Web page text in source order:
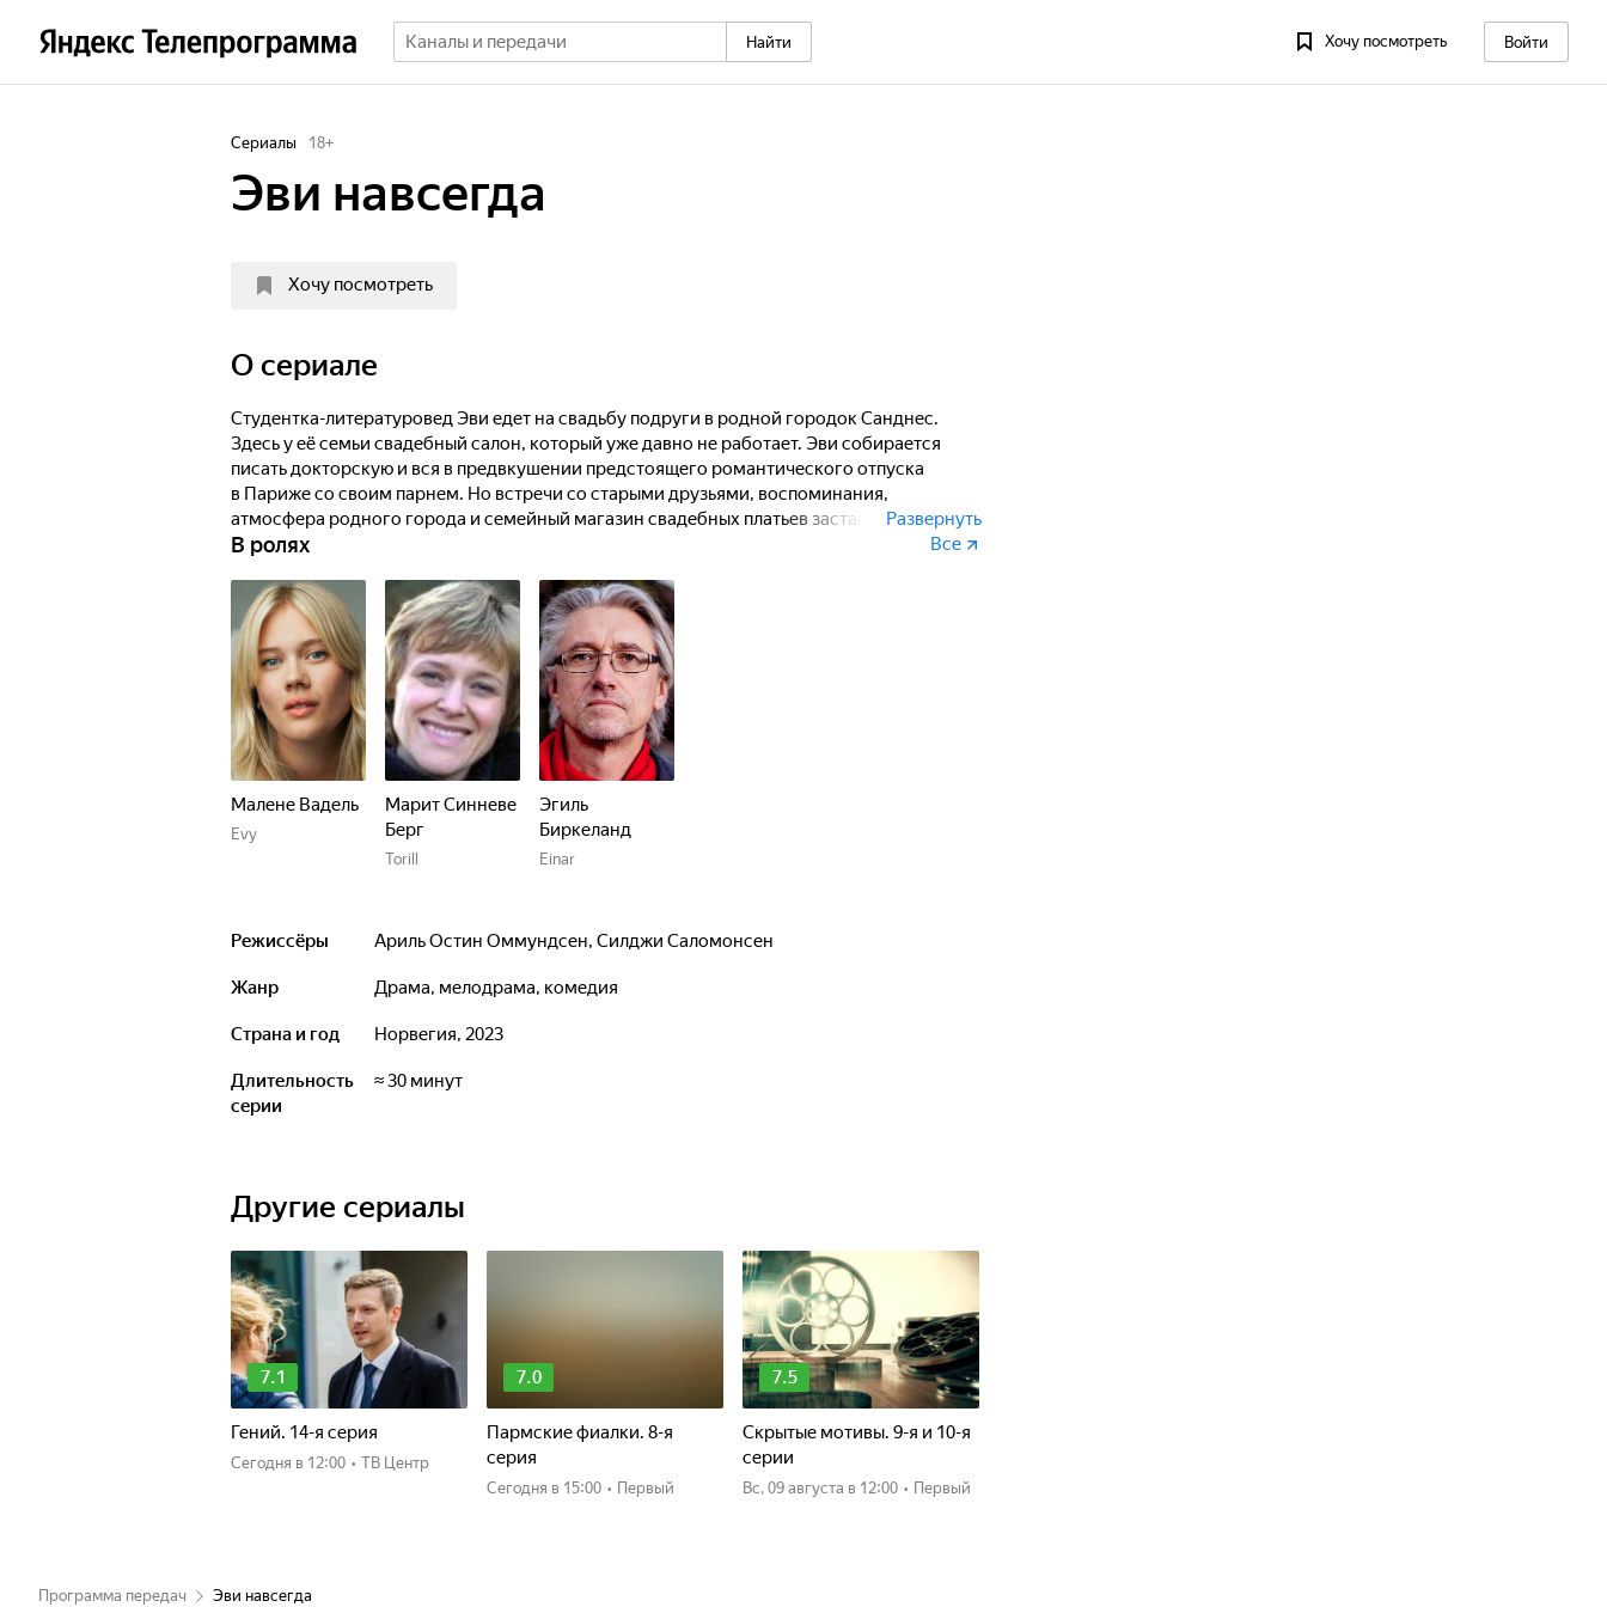
Найти Хочу посмотреть Войти
Сериалы 18+
Эви навсегда
Хочу посмотреть
O сериале
Студентка-литературовед Эви едет на свадьбу подруги в родной городок Санднес.
Здесь у её семьи свадебный салон, который уже давно не работает. Эви собирается
писать докторскую и вся в предвкушении предстоящего романтического отпуска
в Париже со своим парнем. Но встречи со старыми друзьями, воспоминания,
атмосфера родного города и семейный магазин свадебных платьев заставят её
взглянуть по-новому на свою жизнь.
Развернуть
В ролях Все
Малене Вадель
Evy
Марит Синневе
Берг
Torill
Эгиль
Биркеланд
Einar
Режиссёры Ариль Остин Оммундсен, Силджи Саломонсен
Жанр драма, мелодрама, комедия
Страна и год Норвегия, 2023
Длительность
серии
≈ 30 минут
Другие сериалы
7.1
Гений. 14-я серия
Сегодня в 12:00 • ТВ Центр
7.0
Пармские фиалки. 8-я
серия
Сегодня в 15:00 • Первый
7.5
Скрытые мотивы. 9-я и 10-я
серии
вс, 09 августа в 12:00 • Первый
Программа передач Эви навсегда